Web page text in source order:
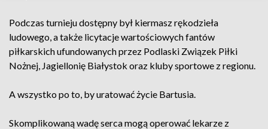
Podczas turnieju dostępny był kiermasz rękodzieła
ludowego, a także licytacje wartościowych fantów
piłkarskich ufundowanych przez Podlaski Związek Piłki
Nożnej, Jagiellonię Białystok oraz kluby sportowe z regionu.
A wszystko po to, by uratować życie Bartusia.
Skomplikowaną wadę serca mogą operować lekarze z